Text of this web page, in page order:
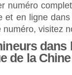
numéro
et en ligne
visitez
dans
de la Chine